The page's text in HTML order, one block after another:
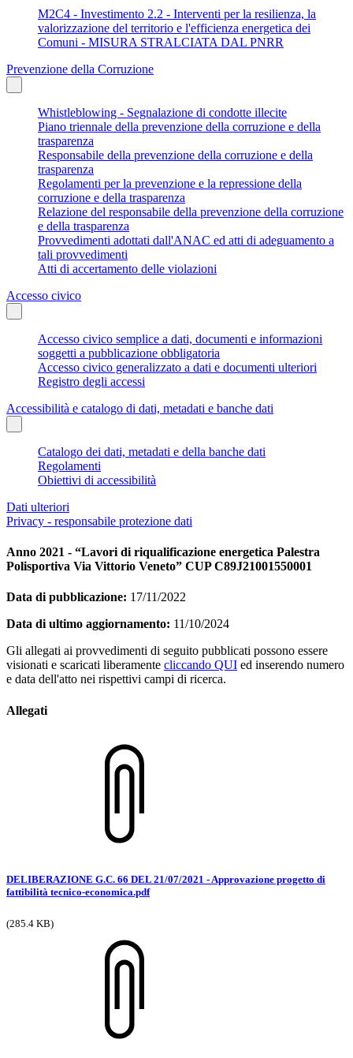
M2C4 - Investimento 2.2 - Interventi per la resilienza, la
valorizzazione del territorio e l'efficienza energetica dei
Comuni - MISURA STRALCIATA DAL PNRR
Prevenzione della Corruzione
Whistleblowing - Segnalazione di condotte illecite
Piano triennale della prevenzione della corruzione e della
trasparenza
Responsabile della prevenzione della corruzione e della
trasparenza
Regolamenti per la prevenzione e la repressione della
corruzione e della trasparenza
Relazione del responsabile della prevenzione della corruzione
e della trasparenza
Provvedimenti adottati dall'ANAC ed atti di adeguamento a
tali provvedimenti
Atti di accertamento delle violazioni
Accesso civico
Accesso civico semplice a dati, documenti e informazioni
soggetti a pubblicazione obbligatoria
Accesso civico generalizzato a dati e documenti ulteriori
Registro degli accessi
Accessibilità e catalogo di dati, metadati e banche dati
Catalogo dei dati, metadati e della banche dati
Regolamenti
Obiettivi di accessibilità
Dati ulteriori
Privacy - responsabile protezione dati
Anno 2021 - “Lavori di riqualificazione energetica Palestra
Polisportiva Via Vittorio Veneto” CUP C89J21001550001
Data di pubblicazione: 17/11/2022
Data di ultimo aggiornamento: 11/10/2024
Gli allegati ai provvedimenti di seguito pubblicati possono essere
visionati e scaricati liberamente cliccando QUI ed inserendo numero
e data dell'atto nei rispettivi campi di ricerca.
Allegati
DELIBERAZIONE G.C. 66 DEL 21/07/2021 - Approvazione progetto di
fattibilità tecnico-economica.pdf
(285.4 KB)